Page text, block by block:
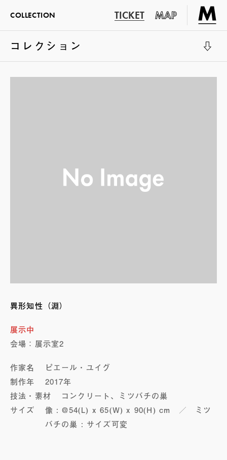
COLLECTION TICKET MAP
コレクション
展示室1
異形知性（淵）
展示中
会場：展示室2
作家名
ピエール・ユイグ
制作年
2017年
技法・素材
コンクリート、ミツバチの巣
サイズ
像 : @54(L) x 65(W) x 90(H) cm ／ ミツ
バチの巣 : サイズ可変